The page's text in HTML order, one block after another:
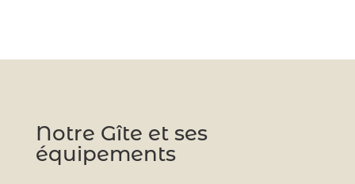
Notre Gîte et ses
équipements